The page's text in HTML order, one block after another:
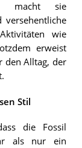
macht sie
versehentliche
wie
erweist
den Alltag, der
Stil
die Fossil
als nur ein